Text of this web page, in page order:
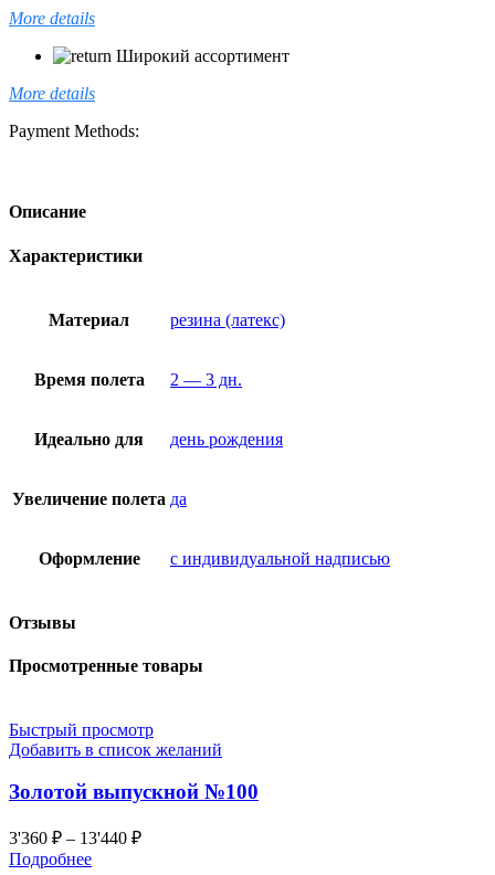
More details
Широкий ассортимент
More details
Payment Methods:
Описание
Характеристики
Материал резина (латекс)
Время полета 2 — 3 дн.
Идеально для день рождения
Увеличение полета да
Оформление с индивидуальной надписью
Отзывы
Просмотренные товары
Быстрый просмотр
Добавить в список желаний
Золотой выпускной №100
3'360 ₽ – 13'440 ₽
Подробнее